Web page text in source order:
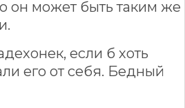
он может быть таким же
если б хоть
его от себя. Бедный